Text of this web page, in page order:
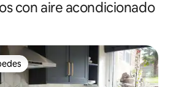
con aire acondicionado